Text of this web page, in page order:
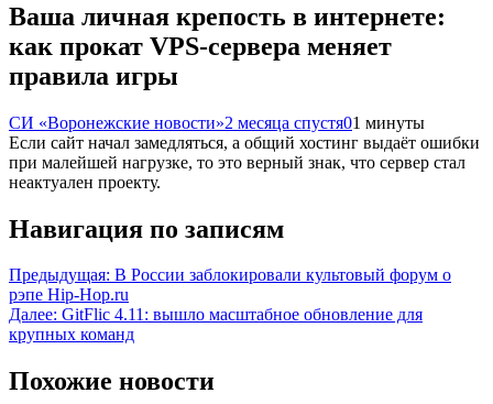
Ваша личная крепость в интернете:
как прокат VPS-сервера меняет
правила игры
СИ «Воронежские новости»2 месяца спустя01 минуты
Если сайт начал замедляться, а общий хостинг выдаёт ошибки
при малейшей нагрузке, то это верный знак, что сервер стал
неактуален проекту.
Навигация по записям
Предыдущая: В России заблокировали культовый форум о
рэпе Hip-Hop.ru
Далее: GitFlic 4.11: вышло масштабное обновление для
крупных команд
Похожие новости